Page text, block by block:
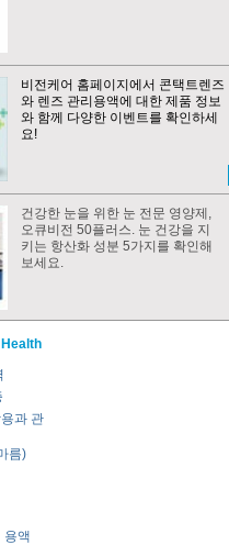
비전케어 홈페이지에서 콘택트렌즈
와 렌즈 관리용액에 대한 제품 정보
와 함께 다양한 이벤트를 확인하세
요!
건강한 눈을 위한 눈 전문 영양제,
오큐비전 50플러스. 눈 건강을 지
키는 항산화 성분 5가지를 확인해
보세요.
과 관
름)
용액